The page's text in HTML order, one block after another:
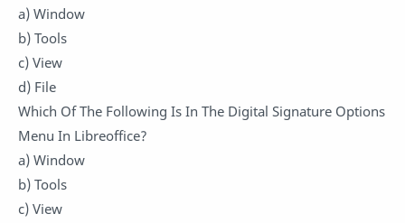
a) Window
b) Tools
c) View
d) File
Which Of The Following Is In The Digital Signature Options
Menu In Libreoffice?
a) Window
b) Tools
c) View